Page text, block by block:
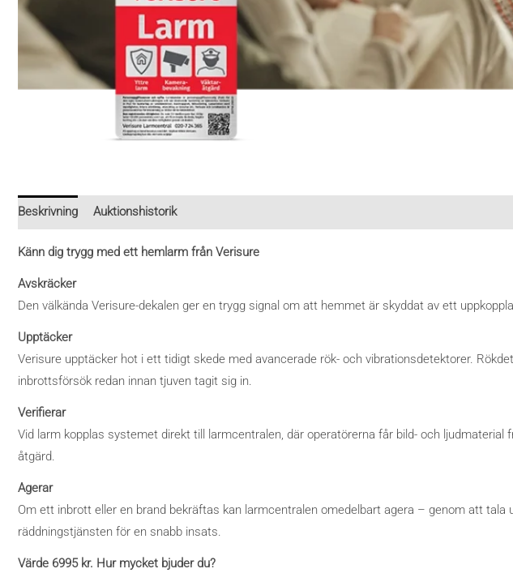
Beskrivning Auktionshistorik
Känn dig trygg med ett hemlarm från Verisure
Avskräcker
Den välkända Verisure-dekalen ger en trygg signal om att hemmet är skyddat av ett
Upptäcker
Verisure upptäcker hot i ett tidigt skede med avancerade rök- och vibrationsdetektorer.
inbrottsförsök redan innan tjuven tagit sig in.
Verifierar
Vid larm kopplas systemet direkt till larmcentralen, där operatörerna får bild- och
åtgärd.
Agerar
Om ett inbrott eller en brand bekräftas kan larmcentralen omedelbart agera – genom att
räddningstjänsten för en snabb insats.
Värde 6995 kr. Hur mycket bjuder du?